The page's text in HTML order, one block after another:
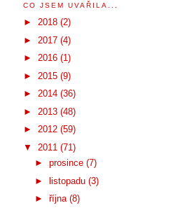
CO JSEM UVAŘILA...
► 2018 (2)
► 2017 (4)
► 2016 (1)
► 2015 (9)
► 2014 (36)
► 2013 (48)
► 2012 (59)
▼ 2011 (71)
► prosince (7)
► listopadu (3)
► října (8)